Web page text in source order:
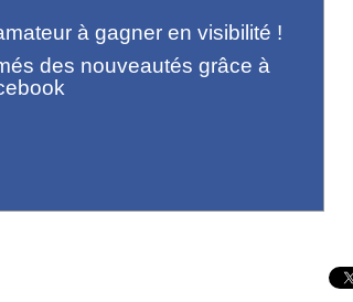
à gagner en visibilité !
des nouveautés grâce à